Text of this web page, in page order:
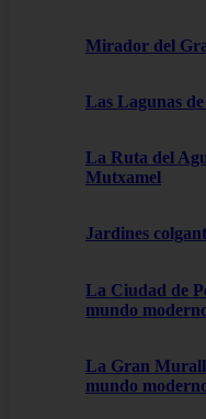
Mirador del
Las Lagunas
La Ruta del
Mutxamel
Jardines
La Ciudad de
mundo
La Gran
mundo